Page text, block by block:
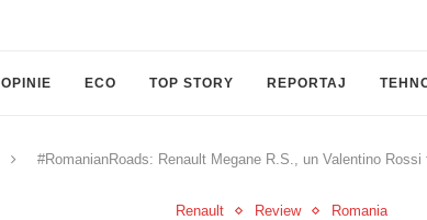
OPINIE ECO TOP STORY REPORTAJ
#RomanianRoads: Renault Megane R.S., un Valentino Rossi
Renault Review Romania